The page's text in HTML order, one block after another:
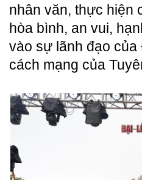
nhân văn, thực hiện
hòa bình, an vui,
vào sự lãnh đạo
cách mạng của